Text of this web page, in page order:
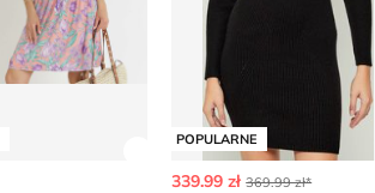
Zobacz szczegóły produktu
POPULARNE
339.99 zł 369.99 zł*